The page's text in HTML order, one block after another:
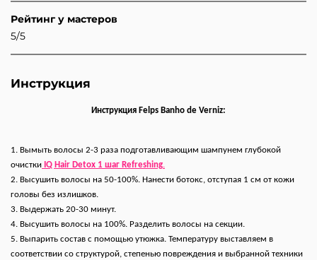
Рейтинг у мастеров
5/5
Инструкция
Инструкция Felps Banho de Verniz:
1. Вымыть волосы 2-3 раза подготавливающим шампунем глубокой
очистки IQ Hair Detox 1 шаг Refreshing.
2. Высушить волосы на 50-100%. Нанести ботокс, отступая 1 см от кожи
головы без излишков.
3. Выдержать 20-30 минут.
4. Высушить волосы на 100%. Разделить волосы на секции.
5. Выпарить состав с помощью утюжка. Температуру выставляем в
соответствии со структурой, степенью повреждения и выбранной техники